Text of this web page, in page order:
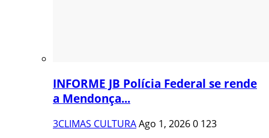
INFORME JB Polícia Federal se rende
a Mendonça...
3CLIMAS CULTURAAgo 1, 20260 123